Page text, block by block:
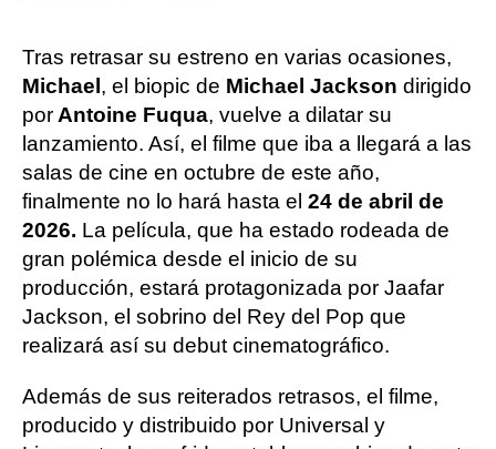
Tras retrasar su estreno en varias ocasiones,
Michael , el biopic de Michael Jackson dirigido
por Antoine Fuqua, vuelve a dilatar su
lanzamiento. Así, el filme que iba a llegará a las
salas de cine en octubre de este año,
finalmente no lo hará hasta el 24 de abril de
2026. La película, que ha estado rodeada de
gran polémica desde el inicio de su
producción, estará protagonizada por Jaafar
Jackson, el sobrino del Rey del Pop que
realizará así su debut cinematográfico.
Además de sus reiterados retrasos, el filme,
producido y distribuido por Universal y